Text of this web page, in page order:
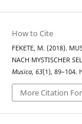
How to Cite
FEKETE, M. (2018).
NACH MYSTISCHER
Musica, 63(1), 89–104.
More Citation